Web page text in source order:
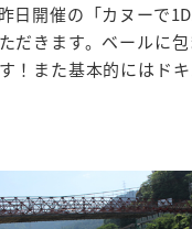
日開催の「カヌーで
だきます。ベールに
！また基本的にはド